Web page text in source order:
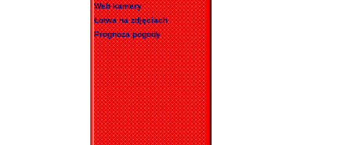
Web kamery
Łotwa na zdjęciach
Prognoza pogody